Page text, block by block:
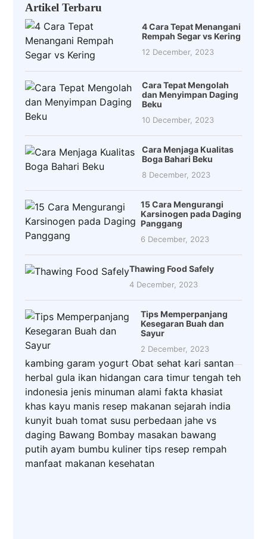
Artikel Terbaru
4 Cara Tepat Menangani
Rempah Segar vs Kering
12 December, 2023
Cara Tepat Mengolah
dan Menyimpan Daging
Beku
10 December, 2023
Cara Menjaga Kualitas
Boga Bahari Beku
8 December, 2023
15 Cara Mengurangi
Karsinogen pada Daging
Panggang
6 December, 2023
Thawing Food Safely
4 December, 2023
Tips Memperpanjang
Kesegaran Buah dan
Sayur
2 December, 2023
kambing garam yogurt Obat sehat kari santan
herbal gula ikan hidangan cara timur tengah teh
indonesia jenis minuman alami fakta khasiat
khas kayu manis resep makanan sejarah india
kunyit buah tomat susu perbedaan jahe vs
daging Bawang Bombay masakan bawang
putih ayam bumbu kuliner tips resep rempah
manfaat makanan kesehatan